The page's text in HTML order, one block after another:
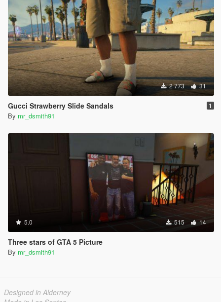
2 773 31
Gucci Strawberry Slide Sandals 1
By mr_dsmith91
5.0 515 14
Three stars of GTA 5 Picture
By mr_dsmith91
Designed in Alderney